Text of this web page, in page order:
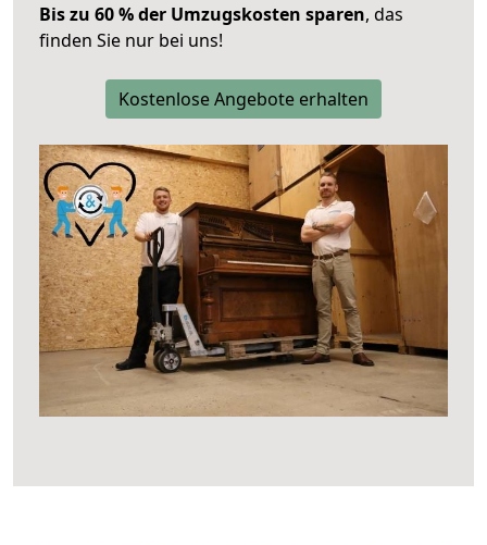
Bis zu 60 % der Umzugskosten sparen, das
finden Sie nur bei uns!
Kostenlose Angebote erhalten